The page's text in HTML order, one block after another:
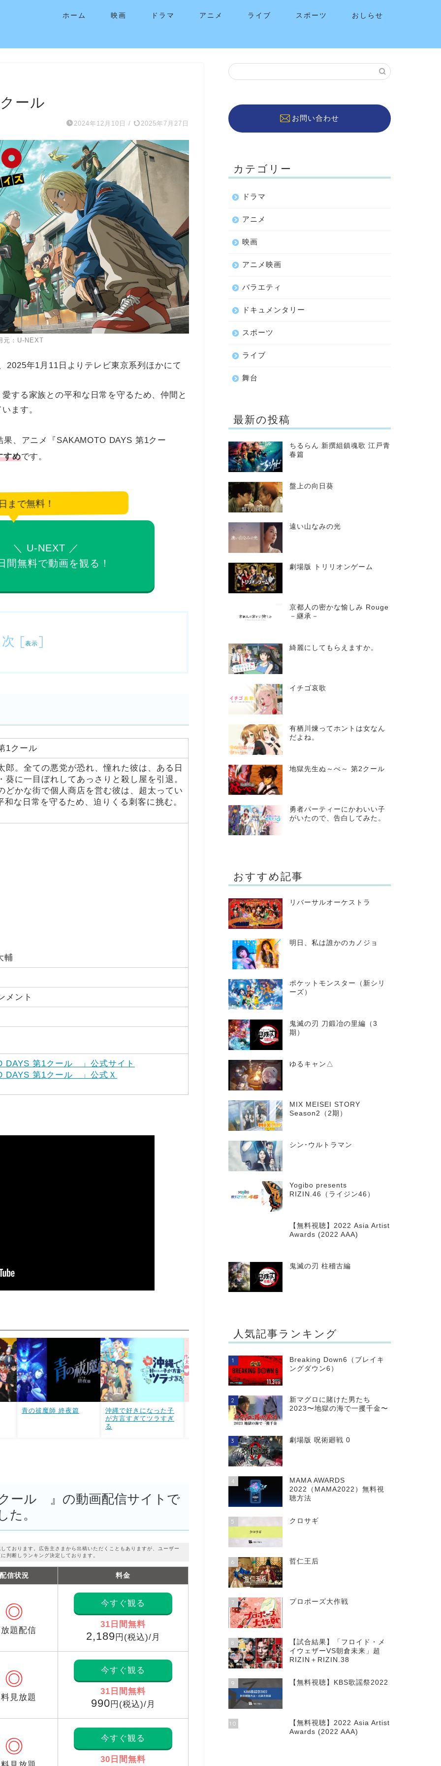
ホーム 映画 ドラマ アニメ ライブ スポーツ おしらせ
クール
2024年12月10日 / 2025年7月27日
元：U-NEXT
年1月11日よりテレビ東京系列ほかにて
する家族との平和な日常を守るため、仲間と
ます。
、アニメ『SAKAMOTO DAYS 第1クー
すめです。
まで無料！
＼ U-NEXT ／
間無料で動画を観る！
[表示 ]
1クール
郎。全ての悪党が恐れ、憧れた彼は、ある日
葵に一目ぼれしてあっさりと殺し屋を引退。
どかな街で個人商店を営む彼は、超太ってい
な日常を守るため、迫りくる刺客に挑む。
輔
メント
DAYS 第1クール 」公式サイト
DAYS 第1クール 」公式Ｘ
青の祓魔師 終夜篇
沖縄で好きになった子
が方言すぎてツラすぎ
る
君のことが大大大大大
好きな100人の彼女 第2
ール 』の動画配信サイトで
た。
ております。広告主さまから出稿いただくこともありますが、ユーザー
判断しランキング決定しております。
配信状況 料金
◎
題配信
今すぐ観る
31日間無料
2,189 円(税込)/月
◎
見放題
今すぐ観る
31日間無料
990 円(税込)/月
◎ 今すぐ観る
30日間無料
お問い合わせ
カテゴリー
ドラマ
アニメ
映画
アニメ映画
バラエティ
ドキュメンタリー
スポーツ
ライブ
舞台
最新の投稿
ちるらん 新撰組鎮魂歌 江戸青
春篇
盤上の向日葵
遠い山なみの光
劇場版 トリリオンゲーム
京都人の密かな愉しみ Rouge
－継承－
綺麗にしてもらえますか。
イチゴ哀歌
有栖川煉ってホントは女なん
だよね。
地獄先生ぬ～べ～ 第2クール
勇者パーティーにかわいい子
がいたので、告白してみた。
おすすめ記事
リバーサルオーケストラ
明日、私は誰かのカノジョ
ポケットモンスター（新シリ
ーズ）
鬼滅の刃 刀鍛冶の里編（3
期）
ゆるキャン△
MIX MEISEI STORY
Season2（2期）
シン･ウルトラマン
Yogibo presents
RIZIN.46（ライジン46）
【無料視聴】2022 Asia Artist
Awards (2022 AAA)
鬼滅の刃 柱稽古編
人気記事ランキング
1
Breaking Down6（ブレイキ
ングダウン6）
2
新マグロに賭けた男たち
2023〜地獄の海で一攫千金〜
3 劇場版 呪術廻戦 0
4
MAMA AWARDS
2022（MAMA2022）無料視
聴方法
5 クロサギ
6 哲仁王后
7 プロポーズ大作戦
8
【試合結果】「フロイド・メ
イウェザーVS朝倉未来」超
RIZIN＋RIZIN.38
9 【無料視聴】KBS歌謡祭2022
10
【無料視聴】2022 Asia Artist
Awards (2022 AAA)